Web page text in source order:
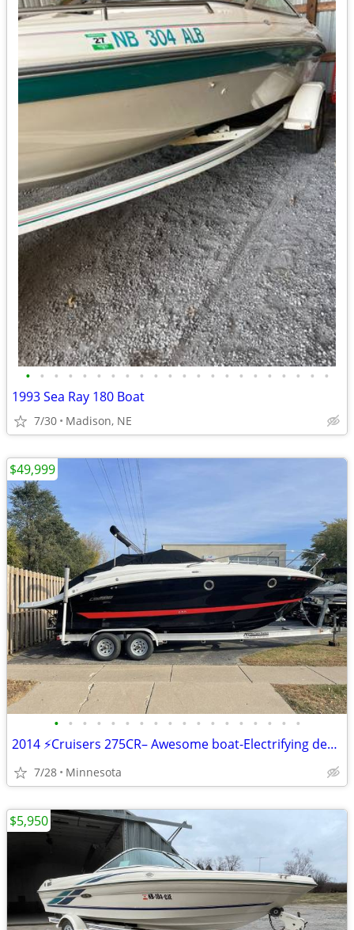
• • • • • • • • • • • • • • • • • • • • • •
1993 Sea Ray 180 Boat
7/30 Madison, NE
• • • • • • • • • • • • • • • • • •
2014 ⚡Cruisers 275CR– Awesome boat-Electrifying deal!! ⚡
7/28 Minnesota
$49,999
$5,950